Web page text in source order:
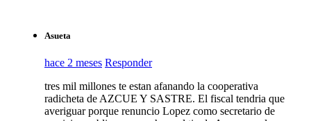
Asueta
hace 2 meses Responder
tres mil millones te estan afanando la cooperativa
radicheta de AZCUE Y SASTRE. El fiscal tendria que
averiguar porque renuncio Lopez como secretario de